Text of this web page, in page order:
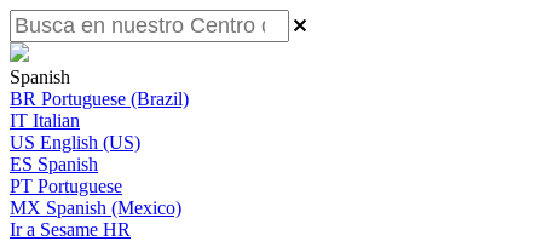
Spanish
BR Portuguese (Brazil)
IT Italian
US English (US)
ES Spanish
PT Portuguese
MX Spanish (Mexico)
Ir a Sesame HR